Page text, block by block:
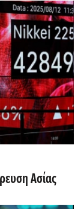
Ασίας